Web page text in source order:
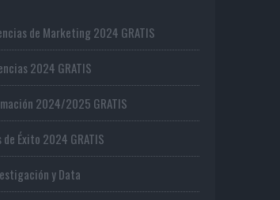
de Marketing 2024 GRATIS
2024 GRATIS
2024/2025 GRATIS
de Éxito 2024 GRATIS
y Data